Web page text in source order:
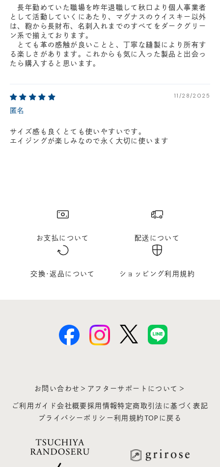
長年勤めていた職場を昨年退職して秋口より個人事業者
として活動していくにあたり、マグナスのウイスキー以外
は、鞄から長財布、名刺入れまでのすべてをダークグリー
ン系で揃えております。
とても革の感触が良いことと、丁寧な縫製により所有す
る楽しさがあります。これからも気に入った製品と出会っ
たら購入すると思います。
11/28/2025
匿名
サイズ感も良くとても使いやすいです。
エイジングが楽しみなので永く大切に使います
お支払について 配送について
交換･返品について ショッピング利用規約
お問い合わせ＞ アフターサポートについて＞
ご利用ガイド会社概要採用情報特定商取引法に基づく表記
プライバシーポリシー利用規約 TOPに戻る